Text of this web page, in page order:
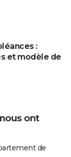
:
et modèle de
ont
de